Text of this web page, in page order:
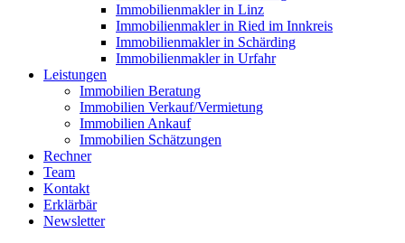
Immobilienmakler in Linz
Immobilienmakler in Ried im Innkreis
Immobilienmakler in Schärding
Immobilienmakler in Urfahr
Leistungen
Immobilien Beratung
Immobilien Verkauf/Vermietung
Immobilien Ankauf
Immobilien Schätzungen
Rechner
Team
Kontakt
Erklärbär
Newsletter